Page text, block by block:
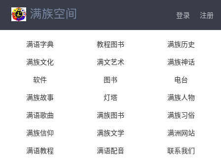
登录 注册
满语字典 教程图书
满族历史
满族文化
满文艺术
满族神话
软件
图书
电台
满族故事
灯塔
满族人物
满语歌曲
满族图书
满族习俗
满族信仰
满族文学
满洲网站
满语教程
满语配音 联系我们